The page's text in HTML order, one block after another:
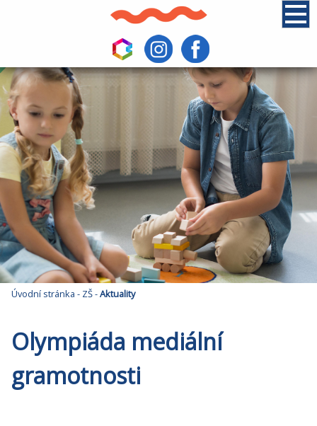
Úvodní stránka - ZŠ-Aktuality
Olympiáda mediální
gramotnosti